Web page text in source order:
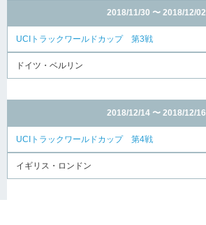
2018/11/30 〜 2018/12/02
UCIトラックワールドカップ 第3戦
ドイツ・ベルリン
2018/12/14 〜 2018/12/16
UCIトラックワールドカップ 第4戦
イギリス・ロンドン